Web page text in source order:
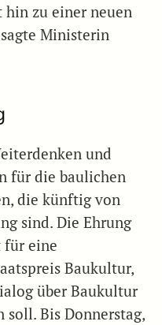
hin zu einer neuen
Ministerin
und
für die baulichen
die künftig von
sind. Die Ehrung
für eine
Baukultur,
über Baukultur
Bis Donnerstag,